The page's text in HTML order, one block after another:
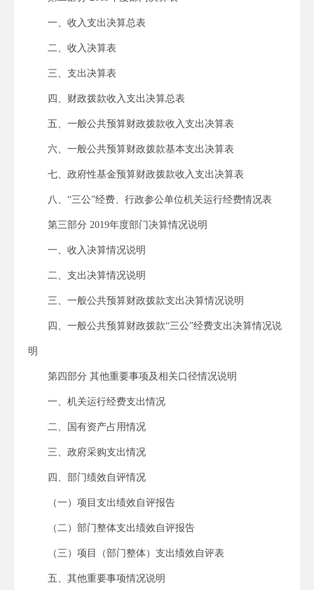
一、收入支出决算总表
二、收入决算表
三、支出决算表
四、财政拨款收入支出决算总表
五、一般公共预算财政拨款收入支出决算表
六、一般公共预算财政拨款基本支出决算表
七、政府性基金预算财政拨款收入支出决算表
八、“三公”经费、行政参公单位机关运行经费情况表
第三部分 2019年度部门决算情况说明
一、收入决算情况说明
二、支出决算情况说明
三、一般公共预算财政拨款支出决算情况说明
四、一般公共预算财政拨款“三公”经费支出决算情况说
明
第四部分 其他重要事项及相关口径情况说明
一、机关运行经费支出情况
二、国有资产占用情况
三、政府采购支出情况
四、部门绩效自评情况
（一）项目支出绩效自评报告
（二）部门整体支出绩效自评报告
（三）项目（部门整体）支出绩效自评表
五、其他重要事项情况说明